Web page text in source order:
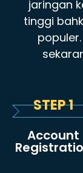
jaringan
tinggi
STEP 1
Account